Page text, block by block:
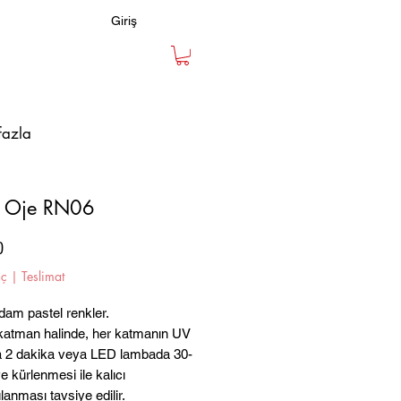
Giriş
Oje RN06
Fiyat
| Teslimat
pastel renkler.
halinde, her katmanın UV
2 dakika veya LED lambada 30-
kürlenmesi ile kalıcı
tavsiye edilir.